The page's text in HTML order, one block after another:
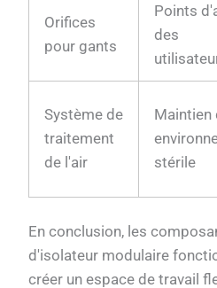
Orifices
pour gants
Points
des
Système de
traitement
de l'air
Maintien
stérile
En conclusion, les
d'isolateur modulaire
créer un espace de travail